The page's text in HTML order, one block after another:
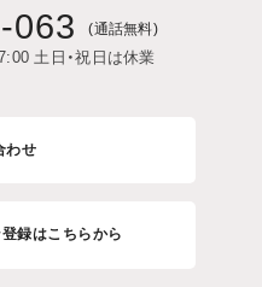
063 (通話無料)
土日・祝日は休業
わせ
録はこちらから